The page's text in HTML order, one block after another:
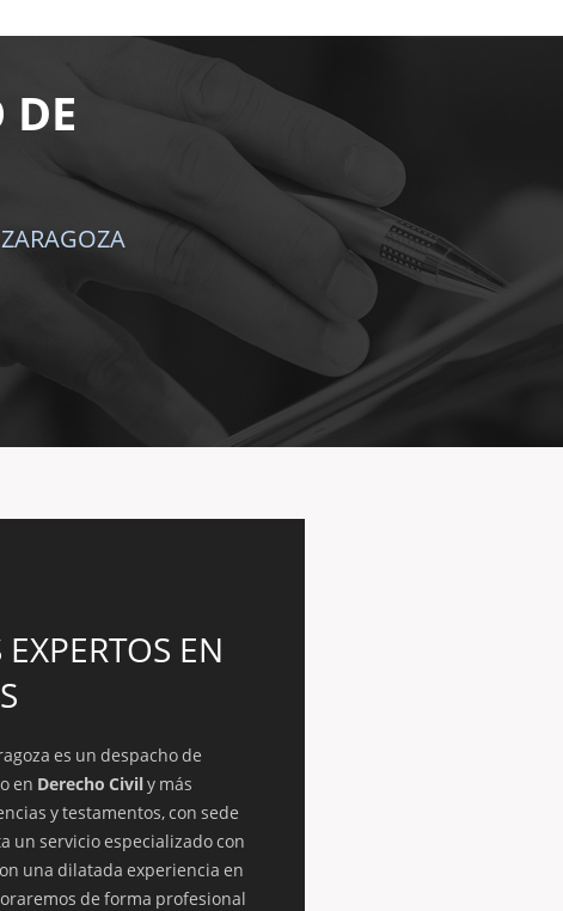
DE
EN
es un despacho de
en Derecho Civily más
y testamentos, con sede
un servicio especializado con
una dilatada experiencia en
de forma profesional